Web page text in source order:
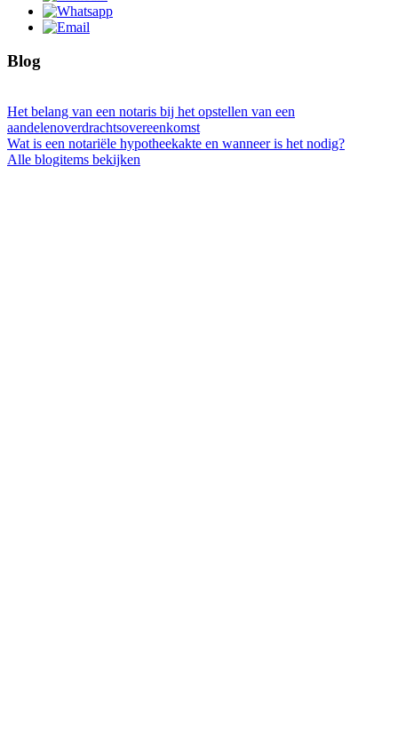
Blog
Het belang van een notaris bij het opstellen van een
aandelenoverdrachtsovereenkomst
Wat is een notariële hypotheekakte en wanneer is het nodig?
Alle blogitems bekijken